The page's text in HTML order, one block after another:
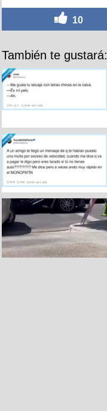
10
También te gustará: